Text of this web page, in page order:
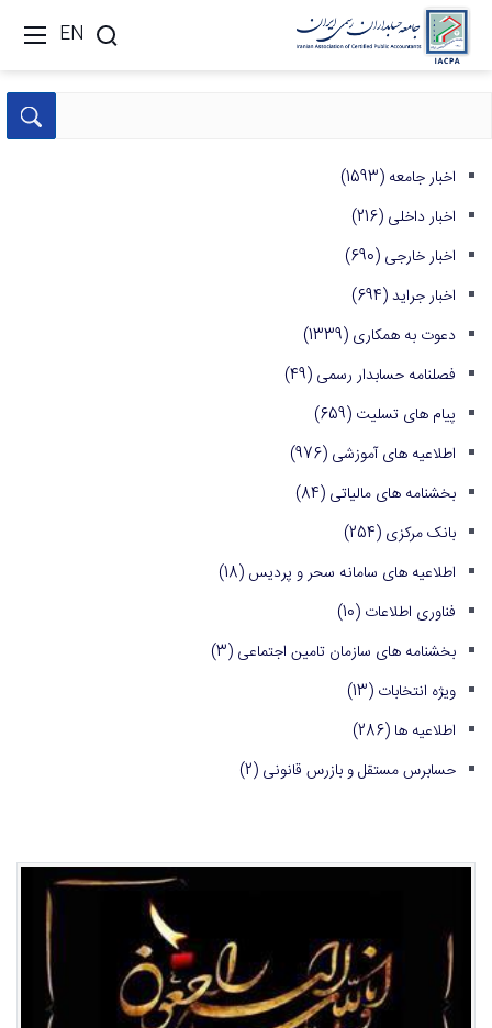
EN
اخبار جامعه (1593)
اخبار داخلی (216)
اخبار خارجی (690)
اخبار جراید(694)
دعوت به همکاری (1339)
فصلنامه حسابدار رسمی (49)
پیام های تسلیت (659)
اطلاعیه های آموزشی (976)
بخشنامه های مالیاتی (84)
بانک مرکزی (254)
اطلاعیه های سامانه سحر و پردیس (18)
فناوری اطلاعات (10)
بخشنامه های سازمان تامین اجتماعی (3)
ویژه انتخابات (13)
اطلاعیه ها (286)
حسابرس مستقل و بازرس قانونی (2)